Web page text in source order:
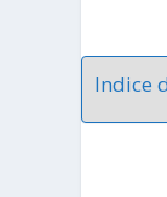
Indice